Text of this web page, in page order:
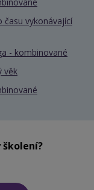
času vykonávající
- kombinované
věk